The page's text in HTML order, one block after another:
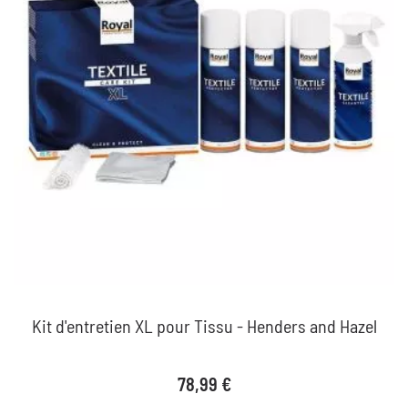
Kit d'entretien XL pour Tissu - Henders and Hazel
Prix
78,99 €